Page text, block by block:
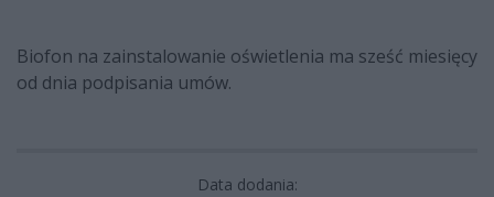
Biofon na zainstalowanie oświetlenia ma sześć miesięcy
od dnia podpisania umów.
Data dodania: